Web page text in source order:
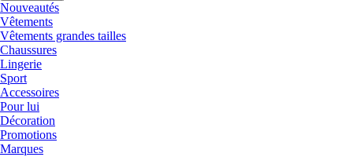
Nouveautés
Vêtements
Vêtements grandes tailles
Chaussures
Lingerie
Sport
Accessoires
Pour lui
Décoration
Promotions
Marques